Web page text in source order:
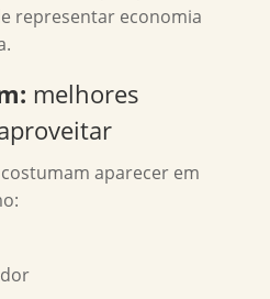
representar economia
: melhores
aparecer em